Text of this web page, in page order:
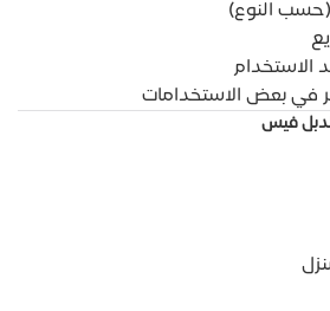
(حسب النوع)
في بعض الاستخدامات
فيس